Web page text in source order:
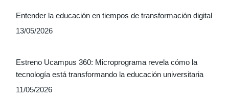
Entender la educación en tiempos de transformación digital
13/05/2026
Estreno Ucampus 360: Microprograma revela cómo la
tecnología está transformando la educación universitaria
11/05/2026